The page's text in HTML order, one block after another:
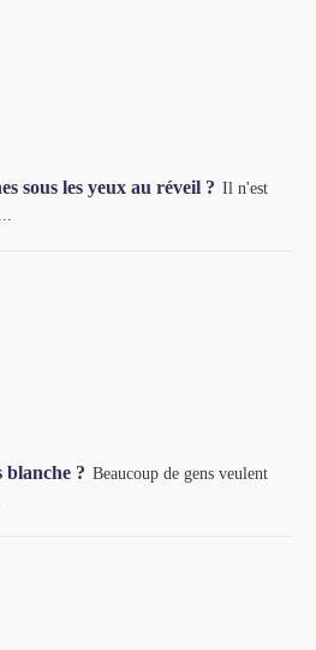
sous les yeux au réveil ? Il n'est
blanche ? Beaucoup de gens veulent